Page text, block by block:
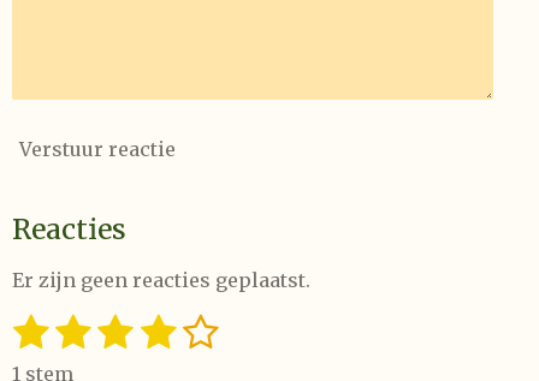
Verstuur reactie
Reacties
Er zijn geen reacties geplaatst.
R
a
1
s
2
s
3 4 5
S
1 stem